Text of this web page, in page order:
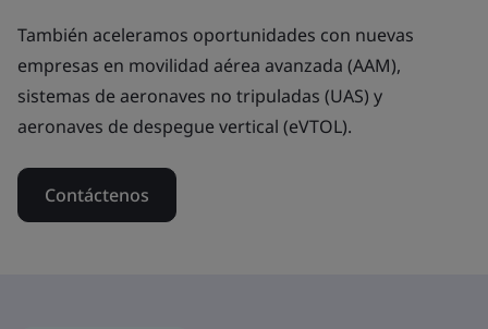
También aceleramos oportunidades con nuevas
empresas en movilidad aérea avanzada (AAM),
sistemas de aeronaves no tripuladas (UAS) y
aeronaves de despegue vertical (eVTOL).
Contáctenos